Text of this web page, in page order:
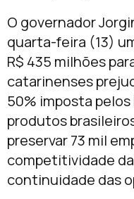
O governador
quarta-feira (13)
R$ 435 milhões
catarinenses
50% imposta
produtos
preservar 73 mil
competitividade
continuidade das